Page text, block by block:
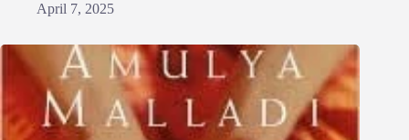
April 7, 2025